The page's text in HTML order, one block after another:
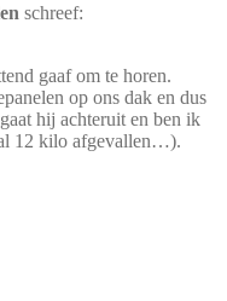
schreef:
gaaf om te horen.
op ons dak en dus
hij achteruit en ben ik
12 kilo afgevallen…).